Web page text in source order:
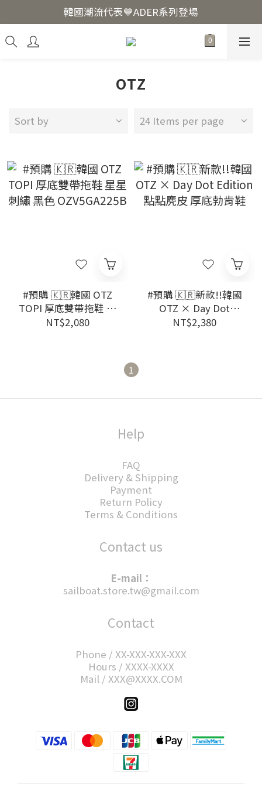
韓國爆紅🔥LUODIN Y2K相機📷
韓國潮流代表💙ADER系列登場
韓國爆紅🔥LUODIN Y2K相機📷
OTZ
Sort by 24 Items per page
#預購 🇰🇷韓國 OTZ
TOPI 厚底雙帶拖鞋 星
星刺繡 黑色
NT$2,080
#預購 🇰🇷新款!!韓國
OTZ × Day Dot
Edition 點點麂皮 厚底
NT$2,380
1
Help
FAQ
Delivery & Shipping
Payment
Return Policy
Terms & Conditions
Contact us
E-mail：
sailboat.store.tw@gmail.com
Contact
Phone / XX-XXX-XXX-XXX
Hours / XXXX-XXXX
Mail / XXX@XXXX.COM